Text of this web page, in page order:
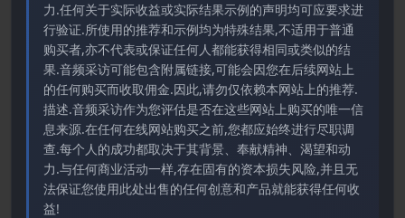
力.任何关于实际收益或实际结果示例的声明均可应要求进
行验证.所使用的推荐和示例均为特殊结果,不适用于普通
购买者,亦不代表或保证任何人都能获得相同或类似的结
果.音频采访可能包含附属链接,可能会因您在后续网站上
的任何购买而收取佣金.因此,请勿仅依赖本网站上的推荐.
描述.音频采访作为您评估是否在这些网站上购买的唯一信
息来源.在任何在线网站购买之前,您都应始终进行尽职调
查.每个人的成功都取决于其背景、奉献精神、渴望和动
力.与任何商业活动一样,存在固有的资本损失风险,并且无
法保证您使用此处出售的任何创意和产品就能获得任何收
益!